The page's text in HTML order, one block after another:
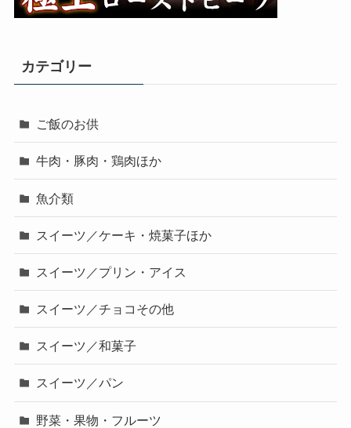
カテゴリー
ご飯のお供
牛肉・豚肉・鶏肉ほか
魚介類
スイーツ／ケーキ・焼菓子ほか
スイーツ／プリン・アイス
スイーツ／チョコその他
スイーツ／和菓子
スイーツ／パン
野菜・果物・フルーツ